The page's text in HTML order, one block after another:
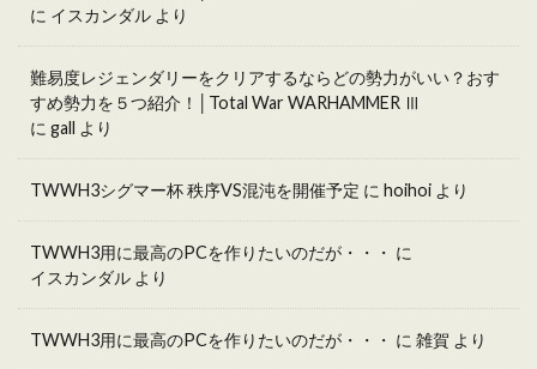
に イスカンダル より
難易度レジェンダリーをクリアするならどの勢力がいい？おす
すめ勢力を５つ紹介！│Total War WARHAMMER Ⅲ
に gall より
TWWH3シグマー杯 秩序VS混沌を開催予定 に hoihoi より
TWWH3用に最高のPCを作りたいのだが・・・ に
イスカンダル より
TWWH3用に最高のPCを作りたいのだが・・・ に 雑賀 より